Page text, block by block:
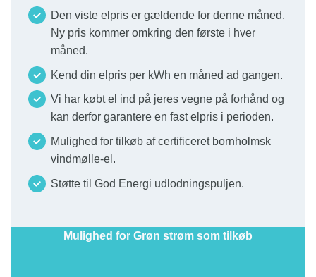
Den viste elpris er gældende for denne måned.
Ny pris kommer omkring den første i hver
måned.
Kend din elpris per kWh en måned ad gangen.
Vi har købt el ind på jeres vegne på forhånd og
kan derfor garantere en fast elpris i perioden.
Mulighed for tilkøb af certificeret bornholmsk
vindmølle-el.
Støtte til God Energi udlodningspuljen.
Mulighed for Grøn strøm som tilkøb